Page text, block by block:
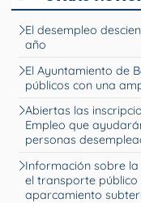
El desempleo
año
El Ayuntamiento de
públicos con una
Abiertas las
Empleo que
personas
Información sobre
el transporte
aparcamiento